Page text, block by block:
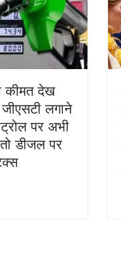
कीमत देख
लगाने
पर अभी
डीजल पर